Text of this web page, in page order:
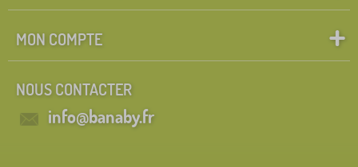
MON COMPTE
NOUS CONTACTER
info@banaby.fr